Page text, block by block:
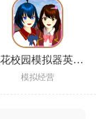
樱花校园模拟器英文版SAKURA SchoolSimulator
模拟经营